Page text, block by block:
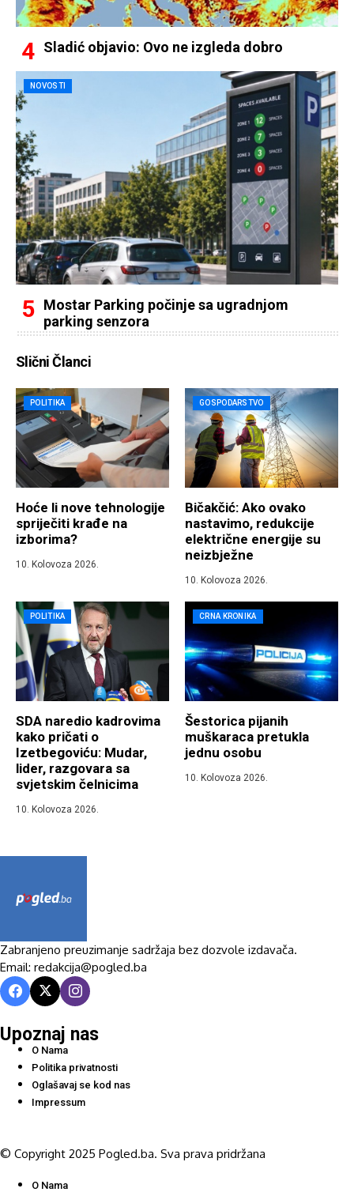
Sladić objavio: Ovo ne izgleda dobro
NOVOSTI
Mostar Parking počinje sa ugradnjom
parking senzora
Slični Članci
POLITIKA
Hoće li nove tehnologije
spriječiti krađe na
izborima?
10. Kolovoza 2026.
GOSPODARSTVO
Bičakčić: Ako ovako
nastavimo, redukcije
električne energije su
neizbježne
10. Kolovoza 2026.
POLITIKA
SDA naredio kadrovima
kako pričati o
Izetbegoviću: Mudar,
lider, razgovara sa
svjetskim čelnicima
10. Kolovoza 2026.
CRNA KRONIKA
Šestorica pijanih
muškaraca pretukla
jednu osobu
10. Kolovoza 2026.
Zabranjeno preuzimanje sadržaja bez dozvole izdavača.
Email: redakcija@pogled.ba
Upoznaj nas
O Nama
Politika privatnosti
Oglašavaj se kod nas
Impressum
© Copyright 2025 Pogled.ba. Sva prava pridržana
O Nama